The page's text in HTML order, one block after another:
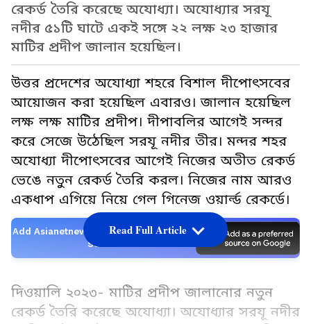
রেকর্ড তৈরি করেছে অযোধ্যা। অযোধ্যার সরযূ
নদীর ৫১টি ঘাটে একই সঙ্গে ২২ লক্ষ ২৩ হাজার
মাটির প্রদীপ জালান হয়েছিল।
উত্তর প্রদেশের অযোধ্যা শহরে বিশাল দীপোৎসবের
আয়োজন করা হয়েছিল এবারও। জালান হয়েছিল
লক্ষ লক্ষ মাটির প্রদীপ। দীপাবলির আগেই সন্দর
করে সেজে উঠেছিল সরযূ নদীর তীর। মন্দর শহর
অযোধ্যা দীপোৎসবের আগেই নিজের অতীত রেকর্ড
ভেঙে নতুন রেকর্ড তৈরি করল। নিজের নাম আরও
একধাপ এগিয়ে নিয়ে গেল গিনেজ ওয়ার্ল্ড রেকর্ডে।
Add Asianetnews Bangla as a Preferred
Source
দিওয়ালি ২০২৩- মাটির প্রদীপ জালানোর নতুন
রেকর্ড তৈরি করেছে অযোধ্যা। অযোধ্যার সরযূ নদীর
Read Full Article